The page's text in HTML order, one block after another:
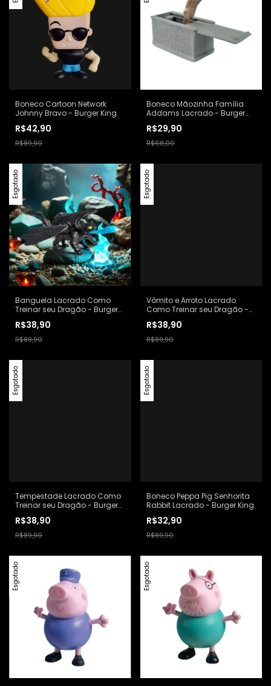
Boneco Cartoon Network
Johnny Bravo - Burger King
R$42,90
R$89,90
Boneco Mãozinha Família
Addams Lacrado - Burger
R$29,90
R$68,00
Esgotado
Banguela Lacrado Como
Treinar seu Dragão - Burger
R$38,90
R$89,90
Esgotado
Vômito e Arroto Lacrado
Como Treinar seu Dragão -
R$38,90
R$89,90
Esgotado
Tempestade Lacrado Como
Treinar seu Dragão - Burger
R$38,90
R$89,90
Esgotado
Boneco Peppa Pig Senhorita
Rabbit Lacrado - Burger King
R$32,90
R$89,90
Esgotado Esgotado